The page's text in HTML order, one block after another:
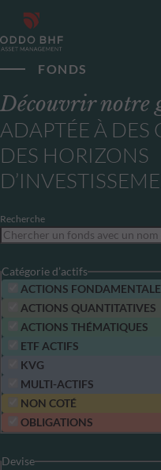
FONDS
Découvrir notre
ADAPTÉE À DES
DES HORIZONS
Recherche
Catégorie d’actifs
ACTIONS
ACTIONS QUANTITATIVES
ACTIONS THÉMATIQUES
ETF ACTIFS
KVG
MULTI-ACTIFS
NON COTÉ
OBLIGATIONS
Devise